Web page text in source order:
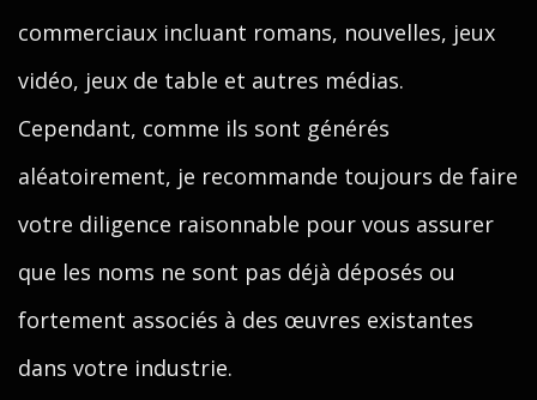
commerciaux incluant romans, nouvelles, jeux
vidéo, jeux de table et autres médias.
Cependant, comme ils sont générés
aléatoirement, je recommande toujours de faire
votre diligence raisonnable pour vous assurer
que les noms ne sont pas déjà déposés ou
fortement associés à des œuvres existantes
dans votre industrie.